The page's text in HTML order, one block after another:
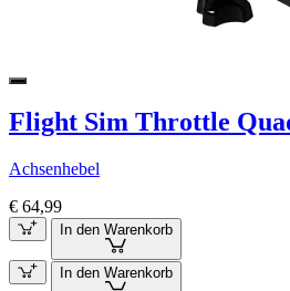
Flight Sim Throttle
Achsenhebel
€ 64,99
In den Warenkorb
In den Warenkorb